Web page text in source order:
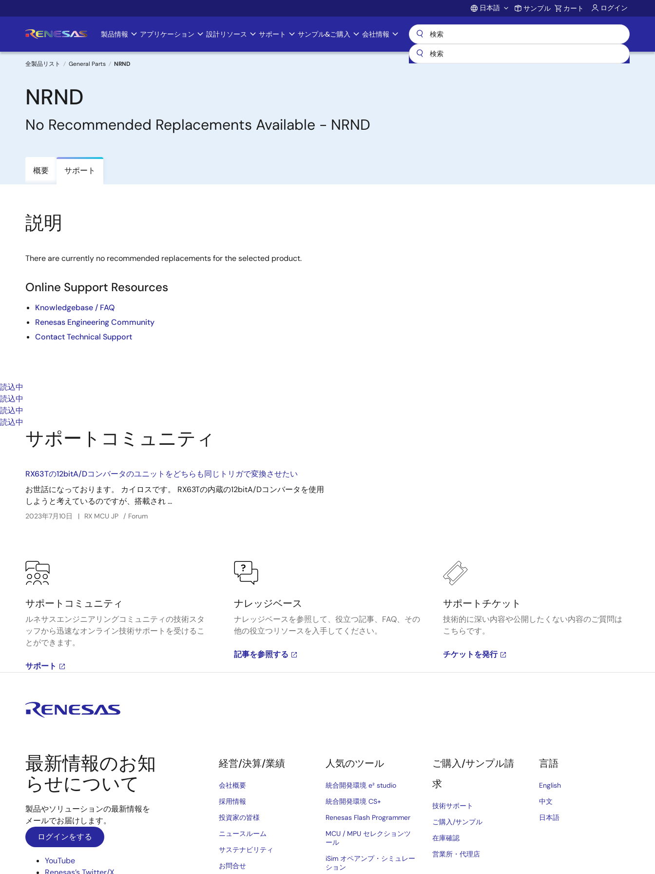
イ
ン
Account
日本語 サンプル カート ログイン
Main
navigation
製品情報 アプリケーション 設計リソース サポート サンプル&ご購入 会社情報
パ
ン
く
全製品リスト General Parts NRND
NRND
No Recommended Replacements Available - NRND
概要 サポート
説明
There are currently no recommended replacements for the selected product.
Online Support Resources
Knowledgebase / FAQ
Renesas Engineering Community
Contact Technical Support
読込中
読込中
読込中
読込中
サポートコミュニティ
RX63Tの12bitA/Dコンバータのユニットをどちらも同じトリガで変換させたい
お世話になっております。 カイロスです。 RX63Tの内蔵の12bitA/Dコンバータを使用
しようと考えているのですが、搭載され ...
2023年7月10日 RX MCU JP Forum
サポートコミュニティ
ルネサスエンジニアリングコミュニティの技術スタ
ッフから迅速なオンライン技術サポートを受けるこ
とができます。
サポート
ナレッジベース
ナレッジベースを参照して、役立つ記事、FAQ、その
他の役立つリソースを入手してください。
記事を参照する
サポートチケット
技術的に深い内容や公開したくない内容のご質問は
こちらです。
チケットを発行
最新情報のお知
らせについて
製品やソリューションの最新情報を
メールでお届けします。
ログインをする
YouTube
経営/決算/業績
会社概要
採用情報
投資家の皆様
ニュースルーム
サステナビリティ
お問合せ
人気のツール
統合開発環境 e² studio
統合開発環境 CS+
Renesas Flash Programmer
MCU / MPU セレクションツ
ール
iSim オペアンプ・シミュレー
ション
ご購入/サンプル請
求
技術サポート
ご購入/サンプル
在庫確認
営業所・代理店
言語
English
中文
日本語